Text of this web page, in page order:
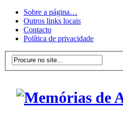
Sobre a página…
Outros links locais
Contacto
Política de privacidade